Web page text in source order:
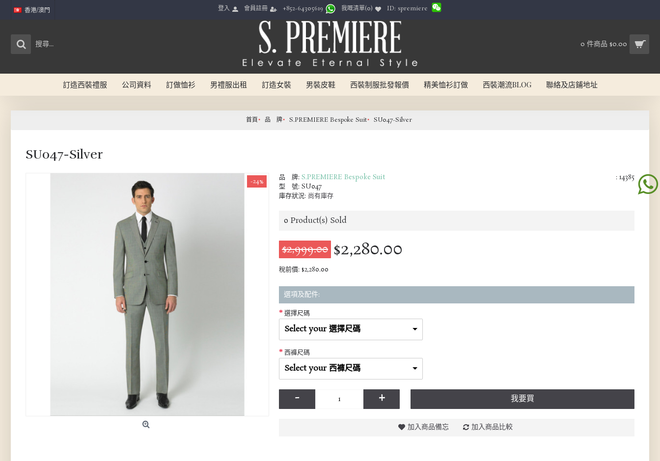
登入 會員註冊 +852-64305619 我嘅清單(0) ID: spremiere
香港/澳門
0 件商品 $0.00
訂造西裝禮服 公司資料 訂做恤衫 男禮服出租 訂造女裝 男裝皮鞋 西裝制服批發報價 精美恤衫訂做 西裝潮流BLOG 聯絡及店鋪地址
首頁 品 牌 S.PREMIERE Bespoke Suit SU047-Silver
SU047-Silver
-24% : 14385
品 牌: S.PREMIERE Bespoke Suit
型 號: SU047
庫存狀況: 尚有庫存
0 Product(s) Sold
$2,999.00 $2,280.00
稅前價: $2,280.00
選項及配件:
選擇尺碼
Select your 選擇尺碼
西褲尺碼
Select your 西褲尺碼
- + 我要買
加入商品備忘 加入商品比較